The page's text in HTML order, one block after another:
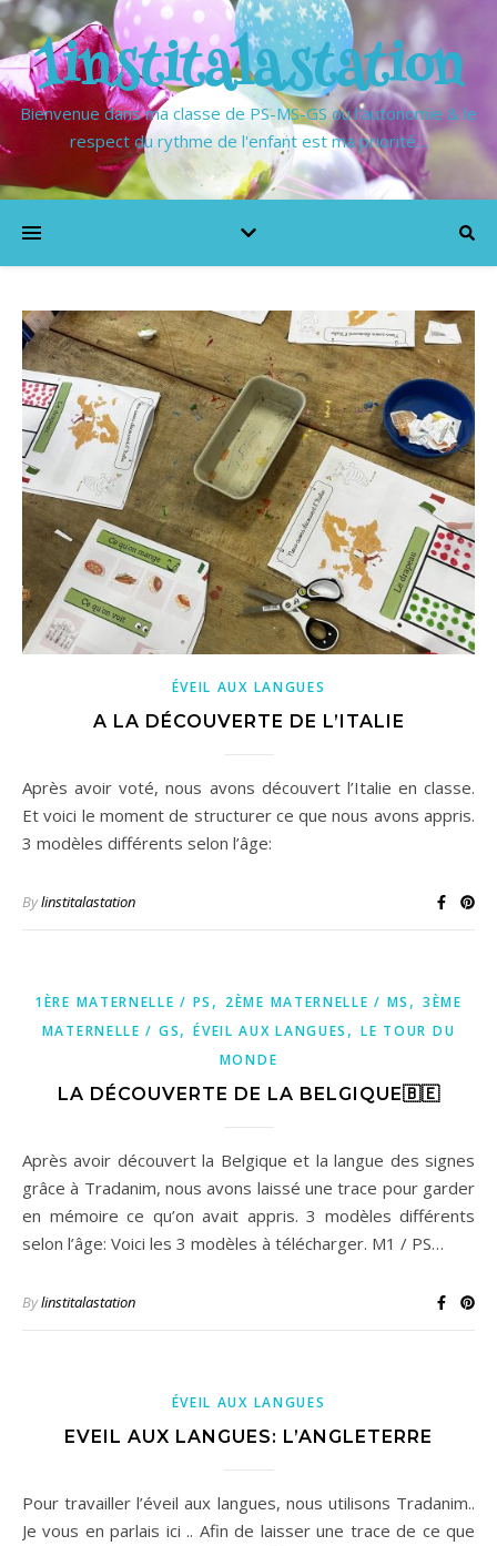
1institalastation
Bienvenue dans ma classe de PS-MS-GS où l'autonomie & le
respect du rythme de l'enfant est ma priorité…
ÉVEIL AUX LANGUES
A LA DÉCOUVERTE DE L’ITALIE
Après avoir voté, nous avons découvert l’Italie en classe.
Et voici le moment de structurer ce que nous avons appris.
3 modèles différents selon l’âge:
Bylinstitalastation
1ÈRE MATERNELLE / PS , 2ÈME MATERNELLE / MS ,3ÈME
MATERNELLE / GS,ÉVEIL AUX LANGUES ,LE TOUR DU
MONDE
LA DÉCOUVERTE DE LA BELGIQUE🇧🇪
Après avoir découvert la Belgique et la langue des signes
grâce à Tradanim, nous avons laissé une trace pour garder
en mémoire ce qu’on avait appris. 3 modèles différents
selon l’âge: Voici les 3 modèles à télécharger. M1 / PS…
Bylinstitalastation
ÉVEIL AUX LANGUES
EVEIL AUX LANGUES: L’ANGLETERRE
Pour travailler l’éveil aux langues, nous utilisons Tradanim..
Je vous en parlais ici .. Afin de laisser une trace de ce que